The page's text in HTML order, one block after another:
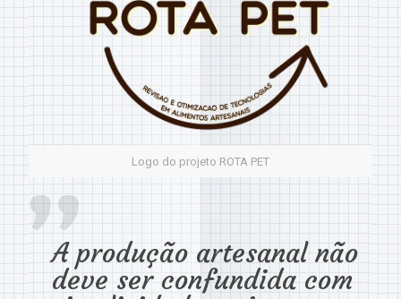
Logo do projeto ROTA PET
A produção artesanal não
deve ser confundida com